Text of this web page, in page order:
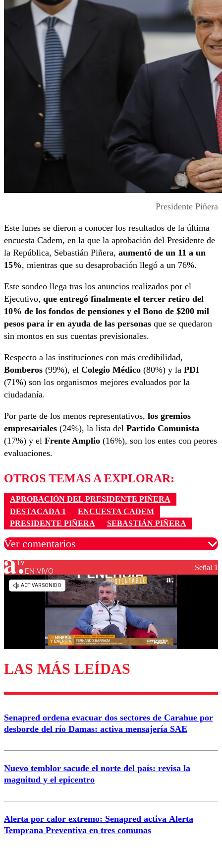
Presidente Piñera
Este lunes se dieron a conocer los resultados de la última
encuesta Cadem, en la que la aprobación del Presidente de
la República, Sebastián Piñera, aumentó de un 11 a un
15%, mientras que su desaprobación llegó a un 76%.
Este sondeo llega tras los anuncios realizados por el
Ejecutivo, que entregó finalmente el tercer retiro del
10% de los fondos de pensiones y el Bono de $200 mil
pesos para ir en ayuda de las personas que se quedaron
sin montos en sus cuentas previsionales.
Respecto a las instituciones con más credibilidad,
Bomberos (99%), el Colegio Médico (80%) y la PDI
(71%) son los organismos mejores evaluados por la
ciudadanía.
Por parte de los menos representativos, los gremios
empresariales (24%), la lista del Partido Comunista
(17%) y el Frente Amplio (16%), son los entes con peores
evaluaciones.
OTROS TEMAS A EXPLORAR:
APROBACIÓN DEL PRESIDENTE PIÑERA
DESTACADA 1
ENCUESTA CADEM
PRESIDENTE PIÑERA
SEBASTIÁN PIÑERA
Ver comentarios
Los comentarios son moderados para garantizar un
diálogo respetuoso.
Enviar comentario
EN VIVO Señal 1
LAS MÁS LEÍDAS
Senapred ordena evacuar dos sectores de Carahue por
desborde del río Damas: activa mensajería SAE
Nuevo temblor sacude el norte del país: revisa la
magnitud y el epicentro
Alerta por calor extremo: Senapred activa Alerta
Temprana Preventiva en tres comunas